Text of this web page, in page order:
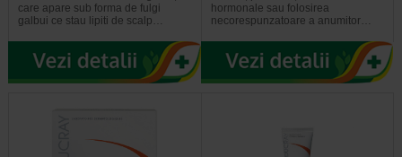
care apare sub forma de fulgi
galbui ce stau lipiti de scalp…
hormonale sau folosirea
necorespunzatoare a anumitor…